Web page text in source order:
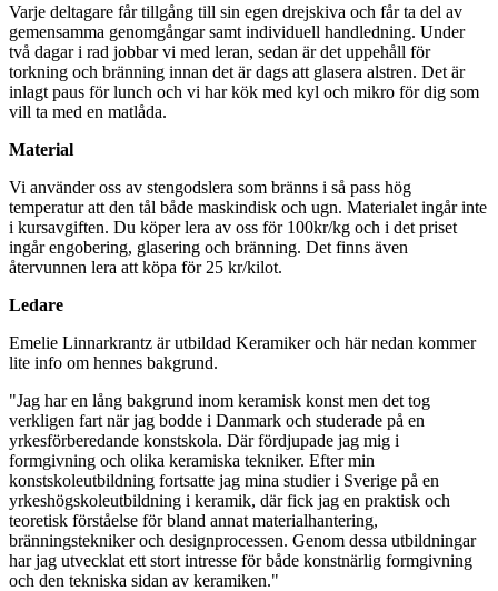
Varje deltagare får tillgång till sin egen drejskiva och får ta del av
gemensamma genomgångar samt individuell handledning. Under
två dagar i rad jobbar vi med leran, sedan är det uppehåll för
torkning och bränning innan det är dags att glasera alstren. Det är
inlagt paus för lunch och vi har kök med kyl och mikro för dig som
vill ta med en matlåda.
Material
Vi använder oss av stengodslera som bränns i så pass hög
temperatur att den tål både maskindisk och ugn. Materialet ingår inte
i kursavgiften. Du köper lera av oss för 100kr/kg och i det priset
ingår engobering, glasering och bränning. Det finns även
återvunnen lera att köpa för 25 kr/kilot.
Ledare
Emelie Linnarkrantz är utbildad Keramiker och här nedan kommer
lite info om hennes bakgrund.
"Jag har en lång bakgrund inom keramisk konst men det tog
verkligen fart när jag bodde i Danmark och studerade på en
yrkesförberedande konstskola. Där fördjupade jag mig i
formgivning och olika keramiska tekniker. Efter min
konstskoleutbildning fortsatte jag mina studier i Sverige på en
yrkeshögskoleutbildning i keramik, där fick jag en praktisk och
teoretisk förståelse för bland annat materialhantering,
bränningstekniker och designprocessen. Genom dessa utbildningar
har jag utvecklat ett stort intresse för både konstnärlig formgivning
och den tekniska sidan av keramiken."